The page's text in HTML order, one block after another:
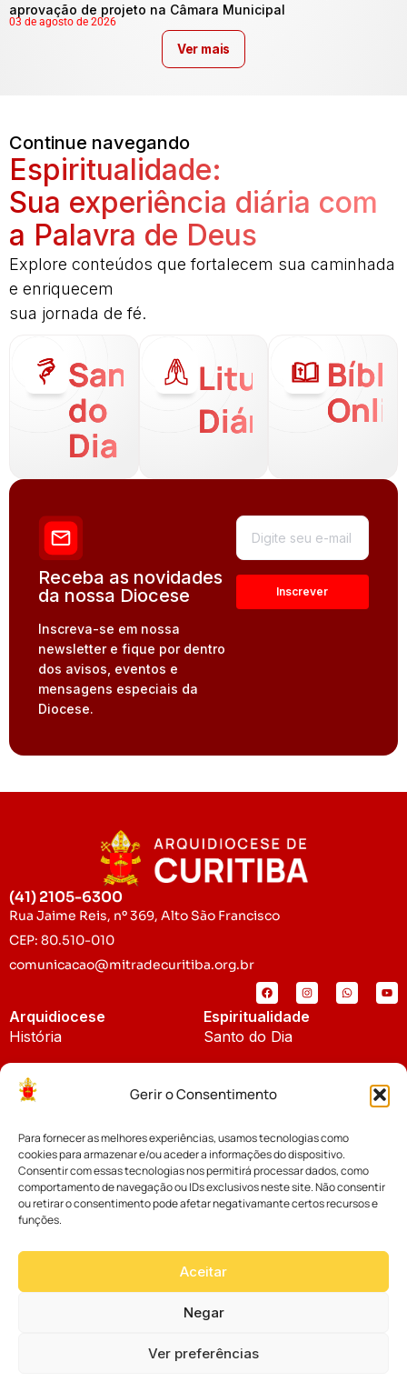
Gerir o Consentimento
Para fornecer as melhores experiências, usamos tecnologias como
cookies para armazenar e/ou aceder a informações do dispositivo.
Consentir com essas tecnologias nos permitirá processar dados, como
comportamento de navegação ou IDs exclusivos neste site. Não consentir
ou retirar o consentimento pode afetar negativamante certos recursos e
funções.
Aceitar
Negar
Ver preferências
aprovação de projeto na Câmara Municipal
03 de agosto de 2026
Ver mais
Continue navegando
Espiritualidade:
Sua experiência diária com
a Palavra de Deus
Explore conteúdos que fortalecem sua caminhada
e enriquecem
sua jornada de fé.
Santo
do
Dia
Liturgia
Diária
Receba as novidades
da nossa Diocese
Inscreva-se em nossa
newsletter e fique por dentro
dos avisos, eventos e
mensagens especiais da
Diocese.
(41) 2105-6300
Rua Jaime Reis, nº 369, Alto São Francisco
CEP: 80.510-010
comunicacao@mitradecuritiba.org.br
Arquidiocese
História
Padroeira
Espiritualidade
Santo do Dia
Notícias
Notícias da Arquidiocese
Notícias Cáritas
Palavra dos Bispos
Cúria Diocesana
Fundo Diocesano
Vicariatos da Educação
Eventos